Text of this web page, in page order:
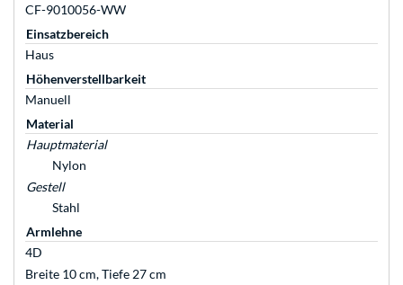
CF-9010056-WW
Einsatzbereich
Haus
Höhenverstellbarkeit
Manuell
Material
Hauptmaterial
Nylon
Gestell
Stahl
Armlehne
4D
Breite 10 cm, Tiefe 27 cm